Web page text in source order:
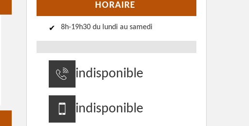
HORAIRE
8h-19h30 du lundi au samedi
indisponible
indisponible